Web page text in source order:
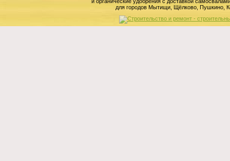
для городов Мытищи, Щёлково, Пушкино,